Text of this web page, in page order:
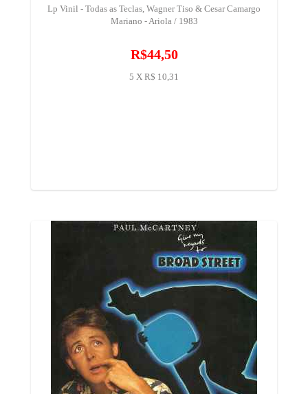
Lp Vinil - Todas as Teclas, Wagner Tiso & Cesar Camargo
Mariano - Ariola / 1983
R$44,50
5 X R$ 10,31